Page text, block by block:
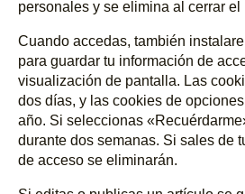
personales y se elimina al cerrar el
Cuando accedas, también
para guardar tu información de
visualización de pantalla. Las
dos días, y las cookies de
año. Si seleccionas
durante dos semanas. Si sales de
de acceso se eliminarán.